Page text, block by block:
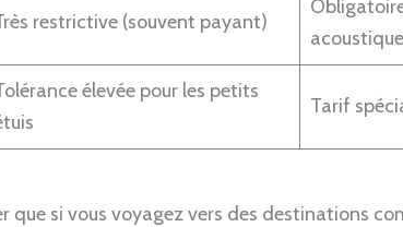
restrictive (souvent payant)
élevée pour les petits
Tarif
que si vous voyagez vers des destinations